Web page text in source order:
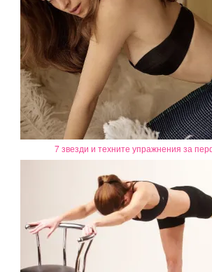
7 звезди и техните упражнения за